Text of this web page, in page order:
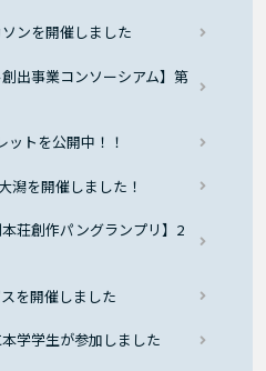
ンを開催しました
出事業コンソーシアム】第
ットを公開中！！
潟を開催しました！
荘創作パングランプリ】2
を開催しました
学学生が参加しました